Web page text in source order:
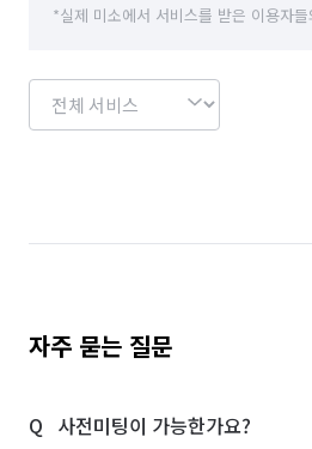
*실제 미소에서 서비스를 받은 이용자
자주 묻는 질문
사전미팅이 가능한가요?